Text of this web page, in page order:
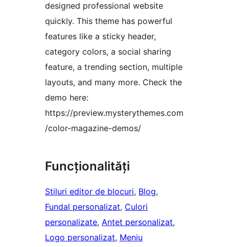
designed professional website
quickly. This theme has powerful
features like a sticky header,
category colors, a social sharing
feature, a trending section, multiple
layouts, and many more. Check the
demo here:
https://preview.mysterythemes.com
/color-magazine-demos/
Funcționalități
Stiluri editor de blocuri, Blog
Fundal personalizat, Culori
personalizate, Antet personalizat
Logo personalizat, Meniu